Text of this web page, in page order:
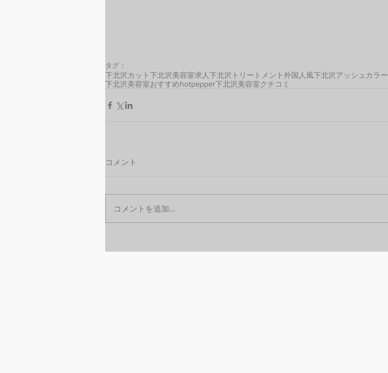
タグ：
下北沢カット 下北沢美容室求人下北沢トリートメント 外国人風下北沢アッシュカラー
下北沢美容室おすすめhotpepper下北沢美容室クチコミ
コメント
コメントを追加…